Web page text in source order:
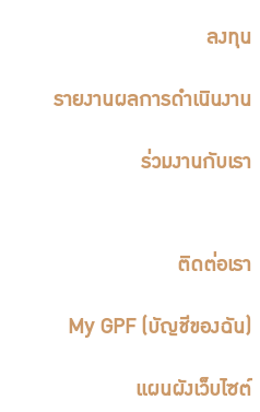
ลงทุน
รายงานผลการดำเนินงาน
ร่วมงานกับเรา
ติดต่อเรา
My GPF (บัญชีของฉัน)
แผนผังเว็บไซต์